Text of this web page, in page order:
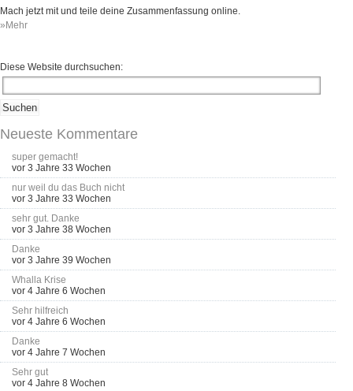
Mach jetzt mit und teile deine Zusammenfassung online.
»Mehr
Diese Website durchsuchen:
Neueste Kommentare
super gemacht!
vor 3 Jahre 33 Wochen
nur weil du das Buch nicht
vor 3 Jahre 33 Wochen
sehr gut. Danke
vor 3 Jahre 38 Wochen
Danke
vor 3 Jahre 39 Wochen
Whalla Krise
vor 4 Jahre 6 Wochen
Sehr hilfreich
vor 4 Jahre 6 Wochen
Danke
vor 4 Jahre 7 Wochen
Sehr gut
vor 4 Jahre 8 Wochen